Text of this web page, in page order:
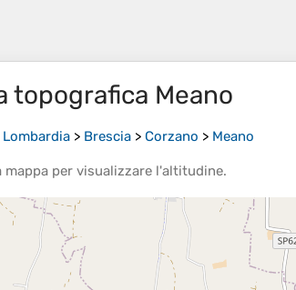
topografica Meano
Lombardia > Brescia > Corzano > Meano
mappa per visualizzare l'altitudine.